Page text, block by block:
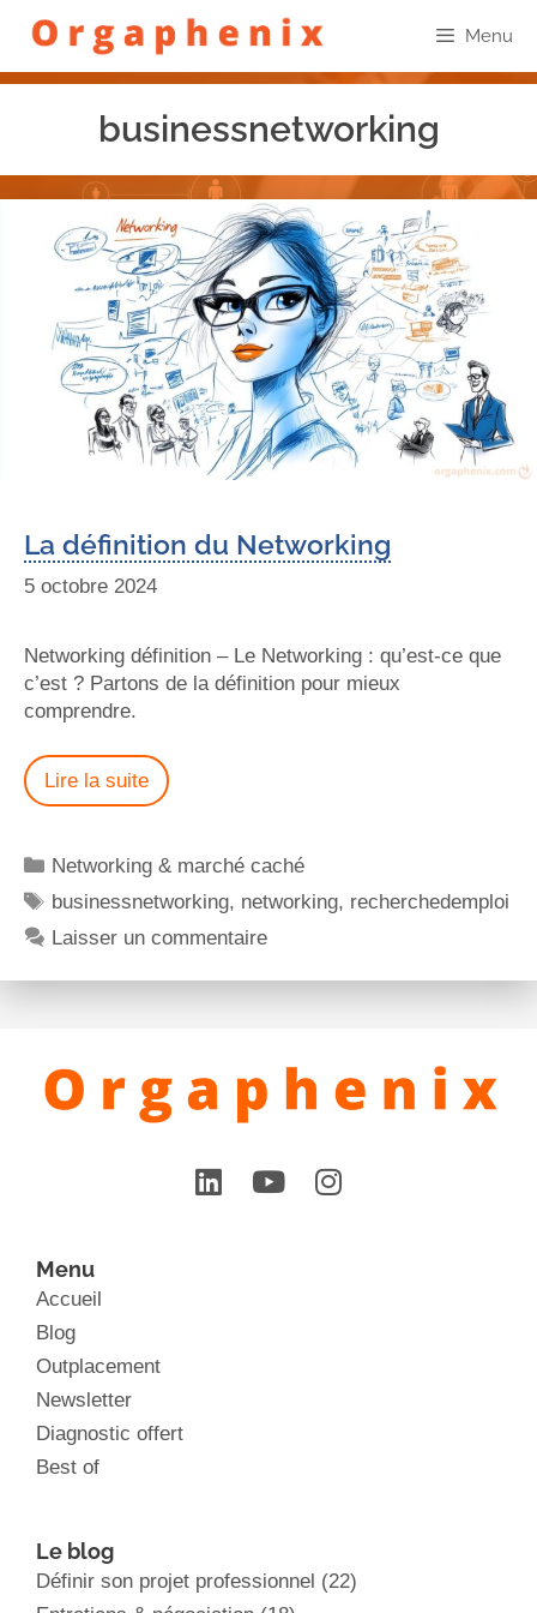
Menu
businessnetworking
La définition du Networking
5 octobre 2024
Networking définition – Le Networking : qu’est-ce que
c’est ? Partons de la définition pour mieux
comprendre.
Lire la suite
Networking & marché caché
businessnetworking, networking, recherchedemploi
Laisser un commentaire
Menu
Accueil
Blog
Outplacement
Newsletter
Diagnostic offert
Best of
Le blog
Définir son projet professionnel (22)